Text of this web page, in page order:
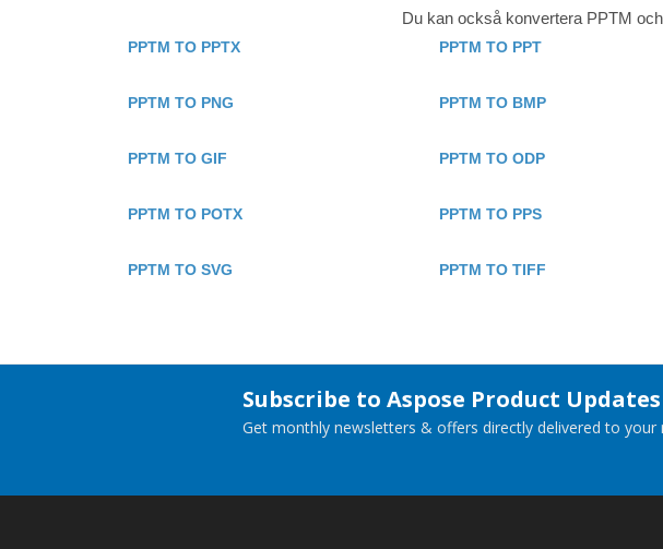
Du kan också konvertera PPTM
PPTM TO PPTX PPTM TO PPT
PPTM TO PNG PPTM TO BMP
PPTM TO GIF PPTM TO ODP
PPTM TO POTX PPTM TO PPS
PPTM TO SVG PPTM TO TIFF
Subscribe to Aspose Product Updates
Get monthly newsletters & offers directly delivered to your